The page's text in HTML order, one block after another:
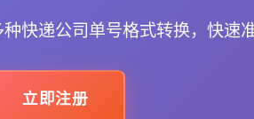
快递公司单号格式转换，快速
立即注册